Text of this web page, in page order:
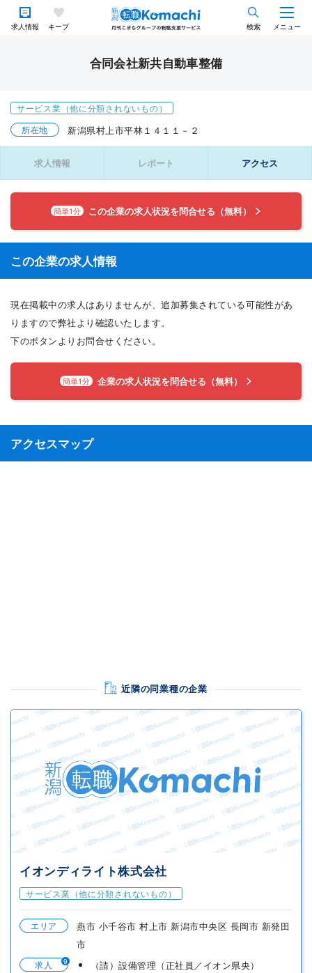
求人情報 キープ 検索 メニュー
合同会社新共自動車整備
サービス業（他に分類されないもの）
所在地
新潟県村上市平林１４１１－２
求人情報 レポート アクセス
簡単1分 この企業の求人状況を問合せる（無料）
アクセスマップ
この企業の求人情報
現在掲載中の求人はありませんが、追加募集されている可能性があ
りますので弊社より確認いたします。
下のボタンよりお問合せください。
簡単1分 企業の求人状況を問合せる（無料）
近隣の同業種の企業
イオンディライト株式会社
サービス業（他に分類されないもの）
エリア
燕市 小千谷市 村上市 新潟市中央区 長岡市 新発田
市
求人 9
（請）設備管理（正社員／イオン県央）